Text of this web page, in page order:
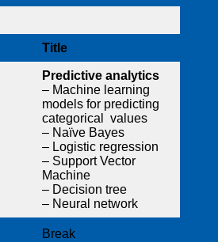
Title
Predictive analytics
– Machine learning
models for predicting
categorical values
– Naïve Bayes
– Logistic regression
– Support Vector
Machine
– Decision tree
– Neural network
Break